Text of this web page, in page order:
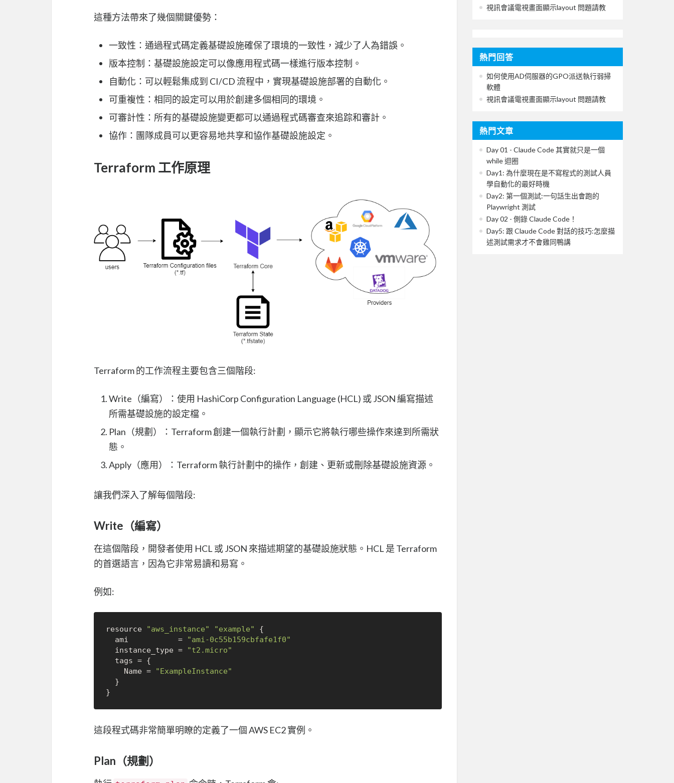
這種方法帶來了幾個關鍵優勢：
一致性：通過程式碼定義基礎設施確保了環境的一致性，減少了人為錯誤。
版本控制：基礎設施設定可以像應用程式碼一樣進行版本控制。
自動化：可以輕鬆集成到 CI/CD 流程中，實現基礎設施部署的自動化。
可重複性：相同的設定可以用於創建多個相同的環境。
可審計性：所有的基礎設施變更都可以通過程式碼審查來追踪和審計。
協作：團隊成員可以更容易地共享和協作基礎設施設定。
Terraform 工作原理
Terraform 的工作流程主要包含三個階段:
Write（編寫）：使用 HashiCorp Configuration Language (HCL) 或 JSON 編寫描述
所需基礎設施的設定檔。
Plan（規劃）：Terraform 創建一個執行計劃，顯示它將執行哪些操作來達到所需狀
態。
Apply（應用）：Terraform 執行計劃中的操作，創建、更新或刪除基礎設施資源。
讓我們深入了解每個階段:
Write（編寫）
在這個階段，開發者使用 HCL 或 JSON 來描述期望的基礎設施狀態。HCL 是 Terraform
的首選語言，因為它非常易讀和易寫。
例如:
resource "aws_instance" "example" {
  ami           =
"ami-0c55b159cbfafe1f0"
  instance_type =
"t2.micro"
    Name =
"ExampleInstance"
這段程式碼非常簡單明瞭的定義了一個 AWS EC2 實例。
Plan（規劃）
視訊會議電視畫面顯示layout 問題請教
熱門回答
如何使用AD伺服器的GPO派送執行弱掃
軟體
視訊會議電視畫面顯示layout 問題請教
熱門文章
Day 01 - Claude Code 其實就只是一個
while 迴圈
Day1: 為什麼現在是不寫程式的測試人員
學自動化的最好時機
Day2: 第一個測試:一句話生出會跑的
Playwright 測試
Day 02 - 側錄 Claude Code！
Day5: 跟 Claude Code 對話的技巧:怎麼描
述測試需求才不會雞同鴨講